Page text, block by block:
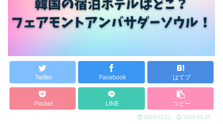
Twitter Facebook はてブ
Pocket LINE コピー
2024.03.21 2024.03.15